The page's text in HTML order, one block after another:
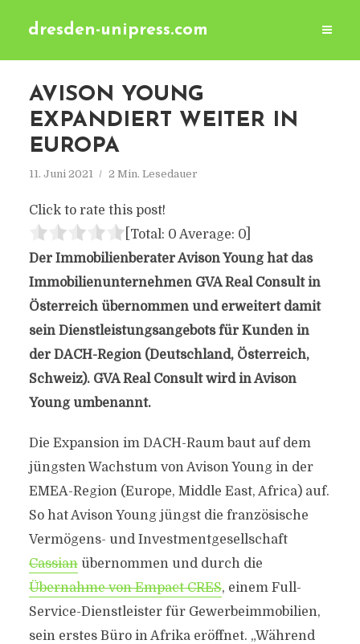
dresden-unipress.com
AVISON YOUNG
EXPANDIERT WEITER IN
EUROPA
11. Juni 2021 2 Min. Lesedauer
Click to rate this post!
[Total: 0 Average: 0]
Der Immobilienberater Avison Young hat das
Immobilienunternehmen GVA Real Consult in
Österreich übernommen und erweitert damit
sein Dienstleistungsangebots für Kunden in
der DACH-Region (Deutschland, Österreich,
Schweiz). GVA Real Consult wird in Avison
Young umbenannt.
Die Expansion im DACH-Raum baut auf dem
jüngsten Wachstum von Avison Young in der
EMEA-Region (Europe, Middle East, Africa) auf.
So hat Avison Young jüngst die französische
Vermögens- und Investmentgesellschaft
Cassianübernommen und durch die
Übernahme von Empact CRES, einem Full-
Service-Dienstleister für Gewerbeimmobilien,
sein erstes Büro in Afrika eröffnet. „Während